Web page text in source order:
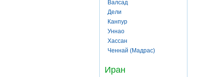
Валсад
Дели
Канпур
Уннао
Хассан
Ченнай (Мадрас)
Иран